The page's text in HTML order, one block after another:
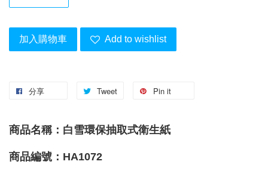
加入購物車 Add to wishlist
分享 Tweet Pin it
商品名稱：白雪環保抽取式衛生紙
商品編號： HA1072